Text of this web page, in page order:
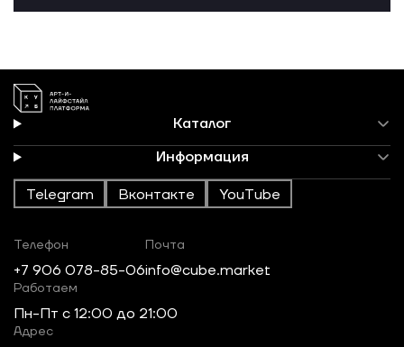
Каталог
Информация
Telegram Вконтакте YouTube
Телефон
+7 906 078-85-06
Почта
info@cube.market
Работаем
Пн-Пт c 12:00 до 21:00
Адрес